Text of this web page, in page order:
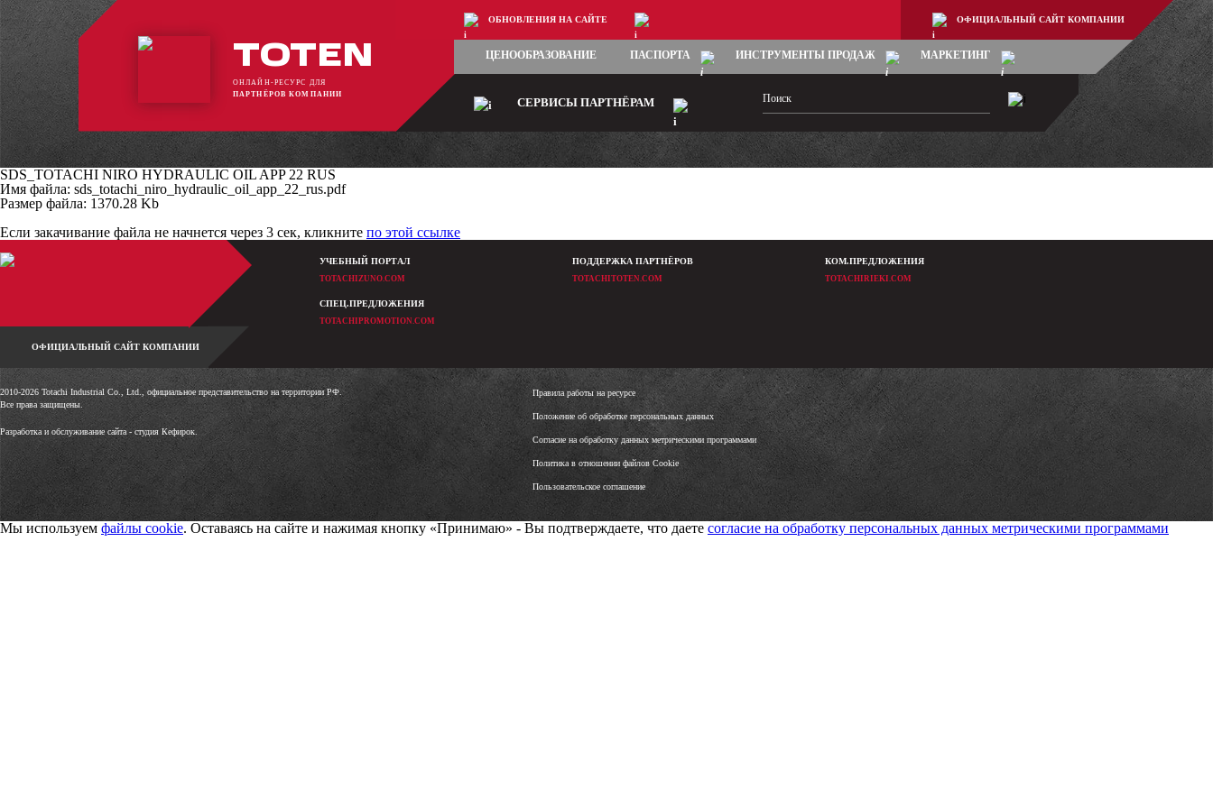
TOTEN
ОНЛАЙН-РЕСУРС ДЛЯ
ПАРТНЁРОВ КОМПАНИИ
ОБНОВЛЕНИЯ НА САЙТЕ ОФИЦИАЛЬНЫЙ САЙТ КОМПАНИИ
ЦЕНООБРАЗОВАНИЕ ПАСПОРТА ИНСТРУМЕНТЫ ПРОДАЖ МАРКЕТИНГ
СЕРВИСЫ ПАРТНЁРАМ
SDS_TOTACHI NIRO HYDRAULIC OIL APP 22 RUS
Имя файла: sds_totachi_niro_hydraulic_oil_app_22_rus.pdf
Размер файла: 1370.28 Kb
Если закачивание файла не начнется через 3 сек, кликните по этой ссылке
ОФИЦИАЛЬНЫЙ САЙТ КОМПАНИИ
УЧЕБНЫЙ ПОРТАЛ
TOTACHIZUNO.COM
ПОДДЕРЖКА ПАРТНЁРОВ
TOTACHITOTEN.COM
КОМ.ПРЕДЛОЖЕНИЯ
TOTACHIRIEKI.COM
СПЕЦ.ПРЕДЛОЖЕНИЯ
TOTACHIPROMOTION.COM
2010-2026 Totachi Industrial Co., Ltd., официальное представительство на территории РФ.
Все права защищены.
Разработка и обслуживание сайта -студия Кефирок.
Правила работы на ресурсе
Положение об обработке персональных данных
Согласие на обработку данных метрическими программами
Политика в отношении файлов Cookie
Пользовательское соглашение
Мы используем файлы cookie. Оставаясь на сайте и нажимая кнопку «Принимаю» - Вы подтверждаете, что даете согласие на обработку персональных данных метрическими программами